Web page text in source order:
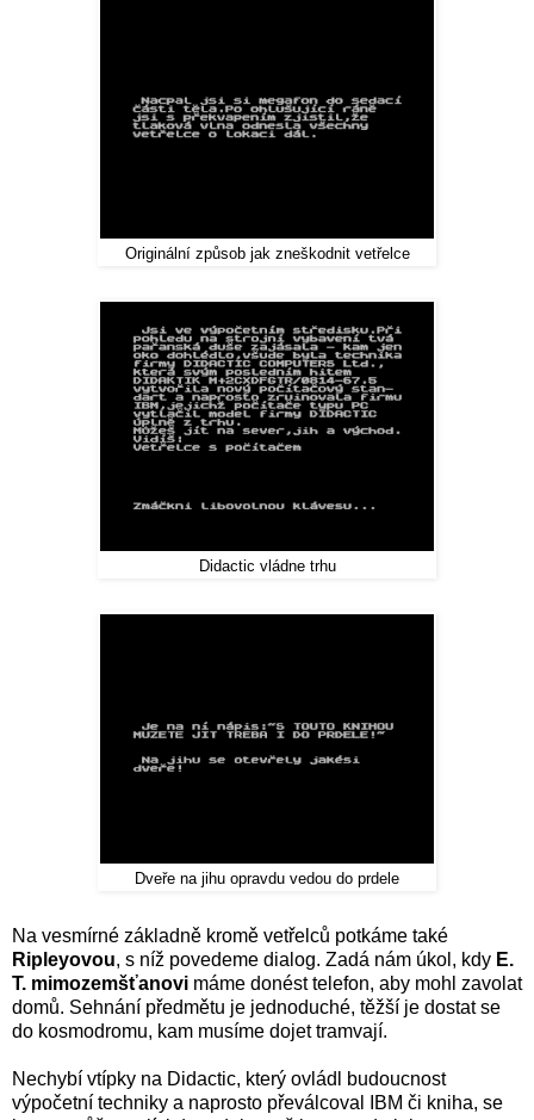
Originální způsob jak zneškodnit vetřelce
Didactic vládne trhu
Dveře na jihu opravdu vedou do prdele
Na vesmírné základně kromě vetřelců potkáme také
Ripleyovou, s níž povedeme dialog. Zadá nám úkol, kdy E.
T. mimozemšťanovi máme donést telefon, aby mohl zavolat
domů. Sehnání předmětu je jednoduché, těžší je dostat se
do kosmodromu, kam musíme dojet tramvají.
Nechybí vtípky na Didactic, který ovládl budoucnost
výpočetní techniky a naprosto převálcoval IBM či kniha, se